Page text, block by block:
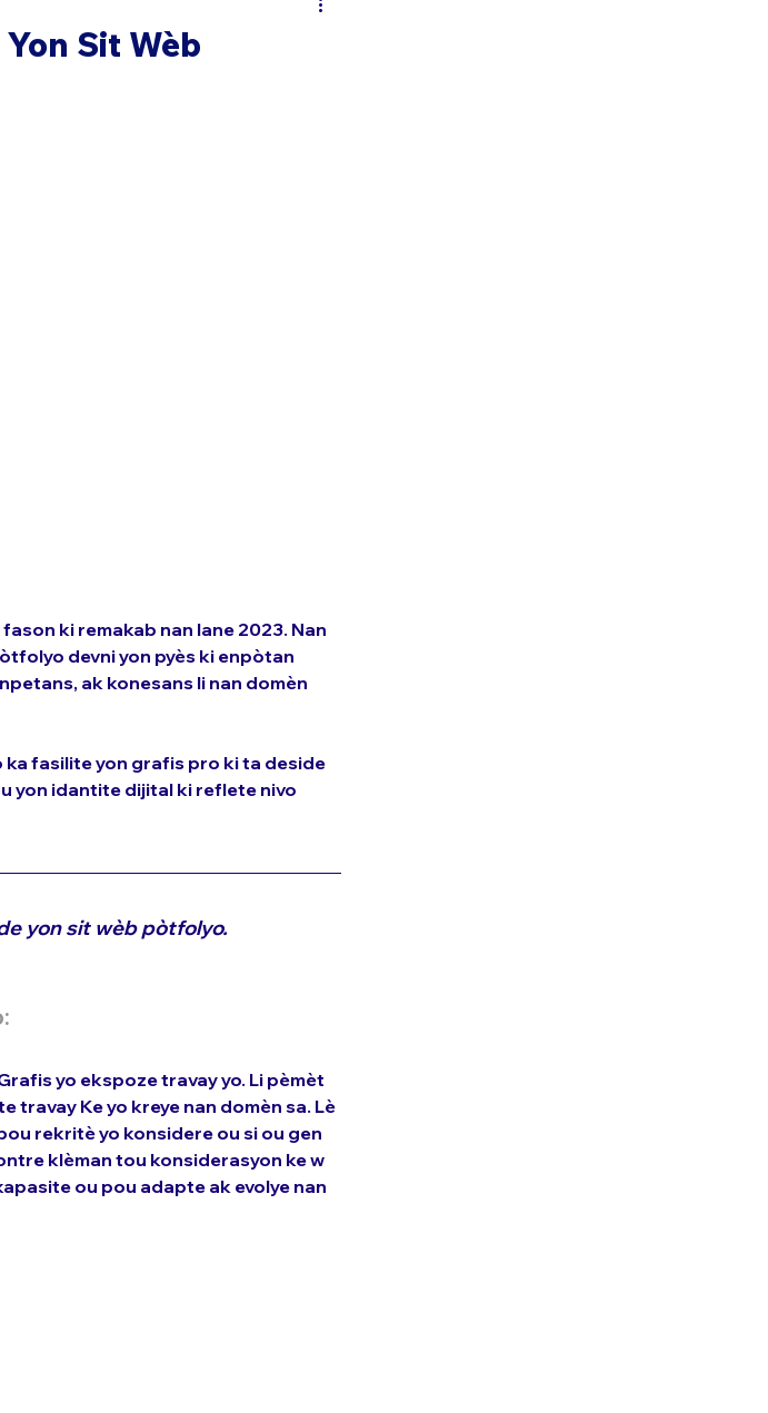
Sit Wèb
ki remakab nan lane 2023. Nan
devni yon pyès ki enpòtan
ak konesans li nan domèn
ka fasilite yon grafis pro ki ta deside
yon idantite dijital ki reflete nivo
yon sit wèb pòtfolyo.
yo ekspoze travay yo. Li pèmèt
travay Ke yo kreye nan domèn sa. Lè
rekritè yo konsidere ou si ou gen
klèman tou konsiderasyon ke w
ou pou adapte ak evolye nan